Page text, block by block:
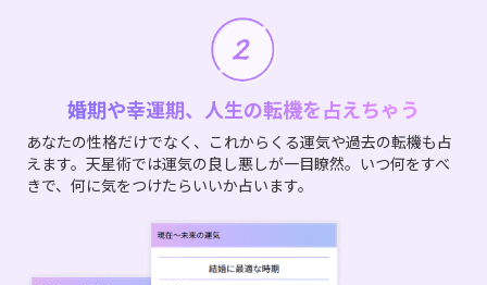
婚期や幸運期、人生の転機を占えちゃう
あなたの性格だけでなく、これからくる運気や過去の転機も占
えます。天星術では運気の良し悪しが一目瞭然。いつ何をすべ
きで、何に気をつけたらいいか占います。